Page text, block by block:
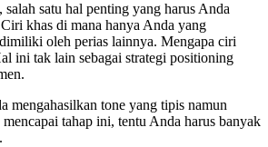
salah satu hal penting yang harus Anda
khas di mana hanya Anda yang
oleh perias lainnya. Mengapa ciri
ini tak lain sebagai strategi positioning
mengahasilkan tone yang tipis namun
tahap ini, tentu Anda harus banyak